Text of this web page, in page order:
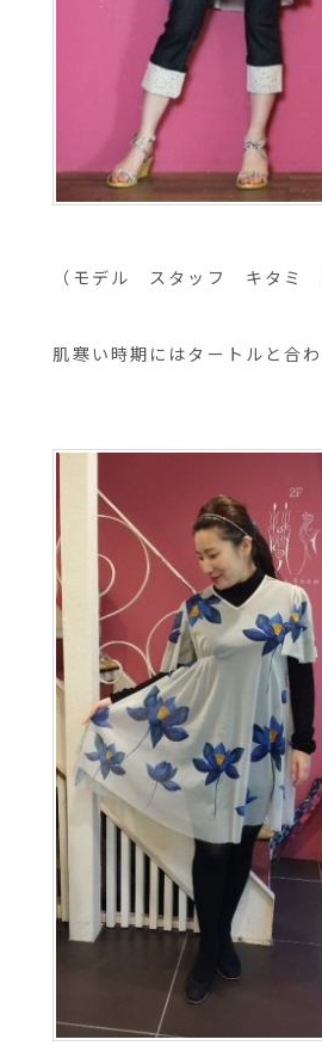
（モデル スタッフ キタミ
肌寒い時期にはタートルと合